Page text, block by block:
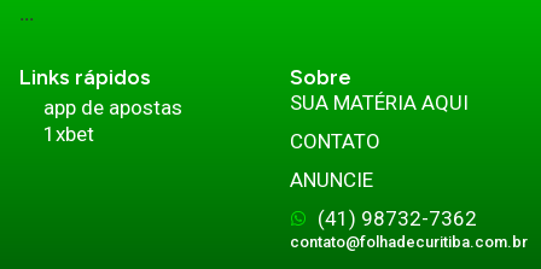
...
Links rápidos
app de apostas
1xbet
Sobre
SUA MATÉRIA AQUI
CONTATO
ANUNCIE
(41) 98732-7362
contato@folhadecuritiba.com.br